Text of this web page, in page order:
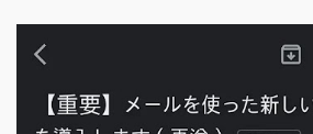
うです。 このオプションを解除して、他
式がないセル）をコピーしてから、もう一
度は大丈夫です。 Mac の場合、画面上部
「Excel」をクリックして環境設定を開き